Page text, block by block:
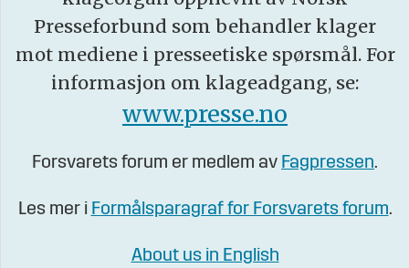
Presseforbund som behandler klager
mot mediene i presseetiske spørsmål. For
informasjon om klageadgang, se:
www.presse.no
Forsvarets forum er medlem av Fagpressen.
Les mer i Formålsparagraf for Forsvarets forum.
About us in English